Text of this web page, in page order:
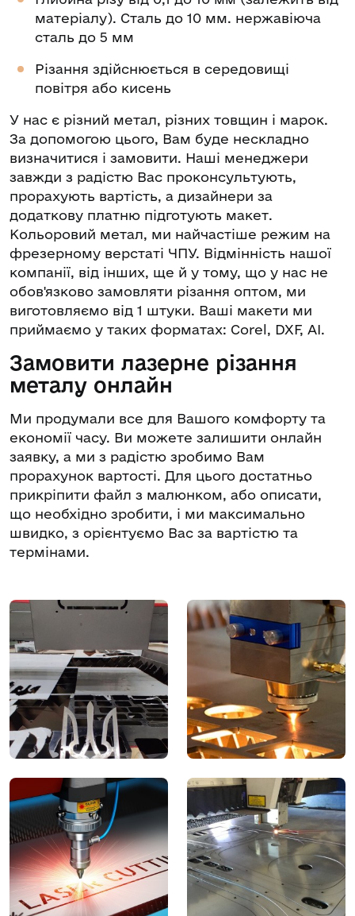
матеріалу). Сталь до 10 мм. нержавіюча
сталь до 5 мм
Різання здійснюється в середовищі
повітря або кисень
У нас є різний метал, різних товщин і марок.
За допомогою цього, Вам буде нескладно
визначитися і замовити. Наші менеджери
завжди з радістю Вас проконсультують,
прорахують вартість, а дизайнери за
додаткову платню підготують макет.
Кольоровий метал, ми найчастіше режим на
фрезерному верстаті ЧПУ. Відмінність нашої
компанії, від інших, ще й у тому, що у нас не
обов'язково замовляти різання оптом, ми
виготовляємо від 1 штуки. Ваші макети ми
приймаємо у таких форматах: Corel, DXF, AI.
Замовити лазерне різання
металу онлайн
Ми продумали все для Вашого комфорту та
економії часу. Ви можете залишити онлайн
заявку, а ми з радістю зробимо Вам
прорахунок вартості. Для цього достатньо
прикріпити файл з малюнком, або описати,
що необхідно зробити, і ми максимально
швидко, з орієнтуємо Вас за вартістю та
термінами.